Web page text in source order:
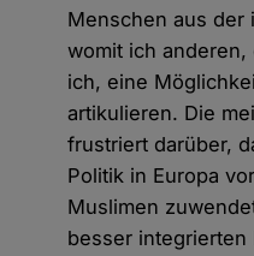
Menschen aus der
womit ich
ich, eine
artikulieren. Die
frustriert darüber,
Politik in Europa
Muslimen
besser integrierten